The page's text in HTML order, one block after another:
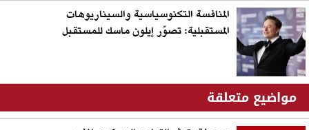
المنافسة التكنوسياسية والسيناريوهات
المستقبلية: تصوّر إيلون ماسك للمستقبل
مواضيع متعلقة